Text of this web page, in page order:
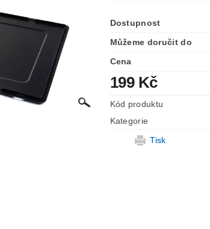
Dostupnost
Můžeme doručit do
Cena
199 Kč
Kód produktu
Kategorie
Tisk